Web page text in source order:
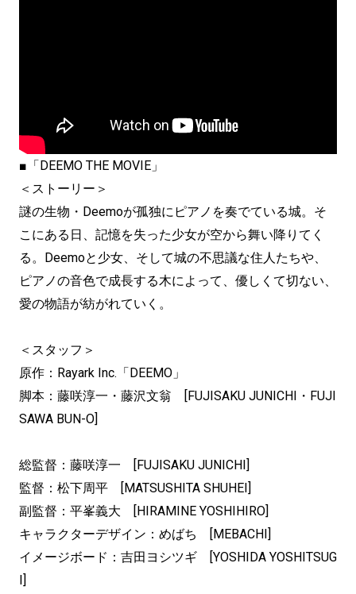
■「DEEMO THE MOVIE」
＜ストーリー＞
謎の生物・Deemoが孤独にピアノを奏でている城。そ
こにある日、記憶を失った少女が空から舞い降りてく
る。Deemoと少女、そして城の不思議な住人たちや、
ピアノの音色で成長する木によって、優しくて切ない、
愛の物語が紡がれていく。
＜スタッフ＞
原作：Rayark Inc.「DEEMO」
脚本：藤咲淳一・藤沢文翁 [FUJISAKU JUNICHI・FUJI
SAWA BUN-O]
総監督：藤咲淳一 [FUJISAKU JUNICHI]
監督：松下周平 [MATSUSHITA SHUHEI]
副監督：平峯義大 [HIRAMINE YOSHIHIRO]
キャラクターデザイン：めばち [MEBACHI]
イメージボード：吉田ヨシツギ [YOSHIDA YOSHITSUG
I]